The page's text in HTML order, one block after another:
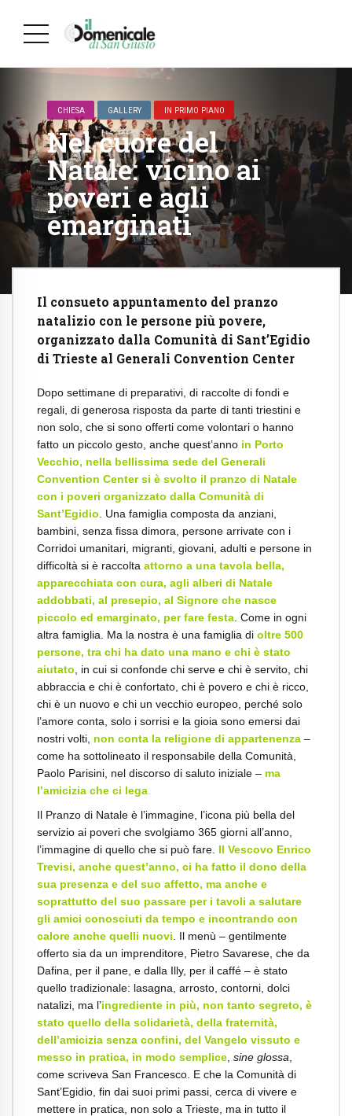
CHIESA GALLERY IN PRIMO PIANO
Nel cuore del
Natale: vicino ai
poveri e agli
emarginati
Il consueto appuntamento del pranzo
natalizio con le persone più povere,
organizzato dalla Comunità di Sant’Egidio
di Trieste al Generali Convention Center
Dopo settimane di preparativi, di raccolte di fondi e
regali, di generosa risposta da parte di tanti triestini e
non solo, che si sono offerti come volontari o hanno
fatto un piccolo gesto, anche quest’anno in Porto
Vecchio, nella bellissima sede del Generali
Convention Center si è svolto il pranzo di Natale
con i poveri organizzato dalla Comunità di
Sant’Egidio . Una famiglia composta da anziani,
bambini, senza fissa dimora, persone arrivate con i
Corridoi umanitari, migranti, giovani, adulti e persone in
difficoltà si è raccolta attorno a una tavola bella,
apparecchiata con cura, agli alberi di Natale
addobbati, al presepio, al Signore che nasce
piccolo ed emarginato, per fare festa . Come in ogni
altra famiglia. Ma la nostra è una famiglia di oltre 500
persone, tra chi ha dato una mano e chi è stato
aiutato , in cui si confonde chi serve e chi è servito, chi
abbraccia e chi è confortato, chi è povero e chi è ricco,
chi è un nuovo e chi un vecchio europeo, perché solo
l’amore conta, solo i sorrisi e la gioia sono emersi dai
nostri volti, non conta la religione di appartenenza –
come ha sottolineato il responsabile della Comunità,
Paolo Parisini, nel discorso di saluto iniziale – ma
l’amicizia che ci lega
Il Pranzo di Natale è l’immagine, l’icona più bella del
servizio ai poveri che svolgiamo 365 giorni all’anno,
l’immagine di quello che si può fare. Il Vescovo Enrico
Trevisi, anche quest’anno, ci ha fatto il dono della
sua presenza e del suo affetto, ma anche e
soprattutto del suo passare per i tavoli a salutare
gli amici conosciuti da tempo e incontrando con
calore anche quelli nuovi . Il menù – gentilmente
offerto sia da un imprenditore, Pietro Savarese, che da
Dafina, per il pane, e dalla Illy, per il caffé – è stato
quello tradizionale: lasagna, arrosto, contorni, dolci
natalizi, ma l’ingrediente in più, non tanto segreto, è
stato quello della solidarietà, della fraternità,
dell’amicizia senza confini, del Vangelo vissuto e
messo in pratica, in modo semplice sine glossa
come scriveva San Francesco. E che la Comunità di
Sant’Egidio, fin dai suoi primi passi, cerca di vivere e
mettere in pratica, non solo a Trieste, ma in tutto il